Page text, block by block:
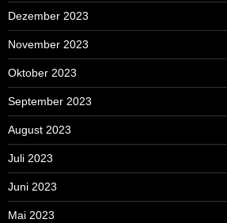
Dezember 2023
November 2023
Oktober 2023
September 2023
August 2023
Juli 2023
Juni 2023
Mai 2023